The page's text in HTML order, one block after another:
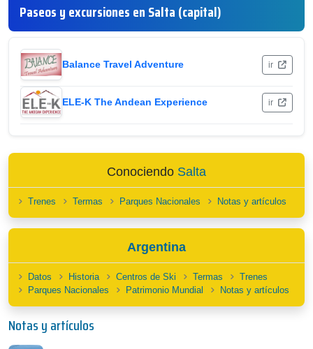
Paseos y excursiones en Salta (capital)
Balance Travel Adventure ir
ELE-K The Andean Experience ir
Conociendo Salta
Trenes Termas Parques Nacionales Notas y artículos
Argentina
Datos Historia Centros de Ski Termas
Trenes
Parques Nacionales
Patrimonio Mundial Notas y artículos
Notas y artículos